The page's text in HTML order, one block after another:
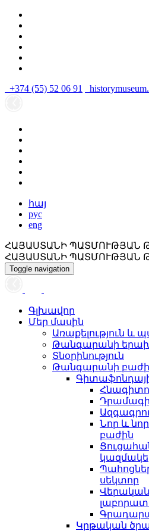
+374 (55) 52 06 91
հայ
рус
eng
ՀԱՅԱՍՏԱՆԻ ՊԱՏՄՈՒԹՅԱՆ
ՀԱՅԱՍՏԱՆԻ ՊԱՏՄՈՒԹՅԱՆ
Toggle navigation
Գլխավոր
Մեր մասին
Առաքելություն և
Թանգարանի
Տնօրինություն
Թանգարանի
Նոր և
բաժին
սեկտոր
Կրթական